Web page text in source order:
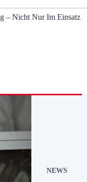
NEWS
– Nicht Nur Im Einsatz